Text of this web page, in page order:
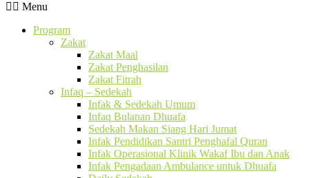
Menu
Program
Zakat
Zakat Maal
Zakat Penghasilan
Zakat Fitrah
Infaq – Sedekah
Infak & Sedekah Umum
Infaq Bulanan Dhuafa
Sedekah Makan Siang Hari Jumat
Infak Pendidikan Santri Penghafal Quran
Infak Operasional Klinik Wakaf Ibu dan Anak
Infak Pengadaan Ambulance untuk Dhuafa